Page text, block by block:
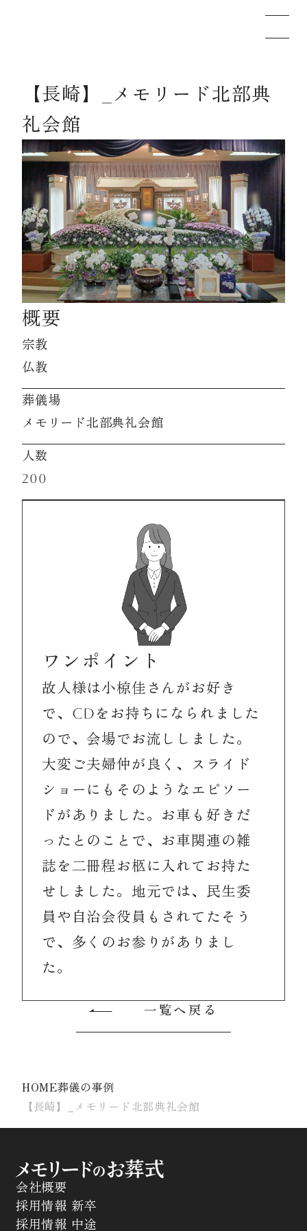
メモリードのお葬式について
葬儀の流れ
事例
施設案内
お知らせ
資料請求
お見積もり
お問合わせ
【長崎】_メモリード北部典
礼会館
概要
宗教
仏教
葬儀場
メモリード北部典礼会館
人数
200
ワンポイント
故人様は小椋佳さんがお好き
で、CDをお持ちになられました
ので、会場でお流ししました。
大変ご夫婦仲が良く、スライド
ショーにもそのようなエピソー
ドがありました。お車も好きだ
ったとのことで、お車関連の雑
誌を二冊程お柩に入れてお持た
せしました。地元では、民生委
員や自治会役員もされてたそう
で、多くのお参りがありまし
た。
一覧へ戻る
HOME葬儀の事例
【長崎】_メモリード北部典礼会館
会社概要
採用情報 新卒
採用情報 中途